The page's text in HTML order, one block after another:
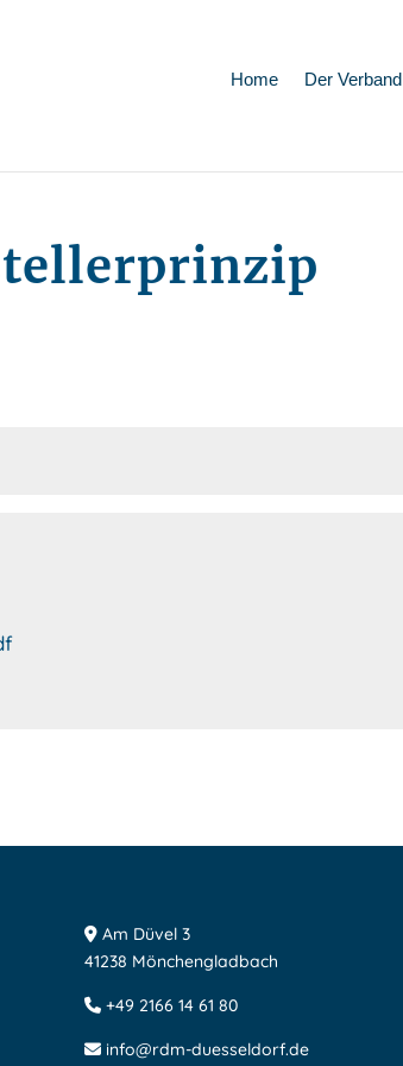
Home Der Verband
Am Düvel 3
41238 Mönchengladbach
+49 2166 14 61 80
info@rdm-duesseldorf.de